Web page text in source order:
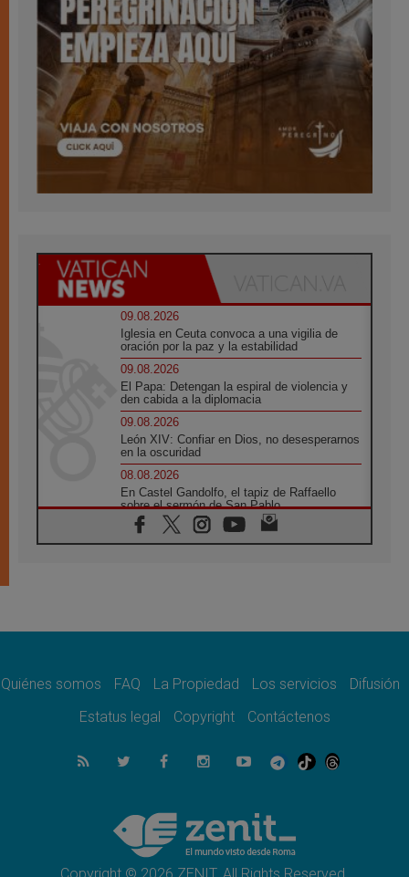
09.08.2026
Iglesia en Ceuta convoca a una vigilia de
oración por la paz y la estabilidad
09.08.2026
El Papa: Detengan la espiral de violencia y
den cabida a la diplomacia
09.08.2026
León XIV: Confiar en Dios, no desesperarnos
en la oscuridad
08.08.2026
En Castel Gandolfo, el tapiz de Raffaello
sobre el sermón de San Pablo
08.08.2026
En Colombia, «la paz no se compra con una
08.08.2026
08.08.2026
del Buen Consejo de Genazzano
Filipinas: el Vicariato Apostólico de Calapán
se convierte en diócesis
Honduras: Los desplazados invisibles de una
crisis olvidada
Quiénes somos FAQ La Propiedad Los servicios
Difusión
Estatus legal
Copyright Contáctenos
Copyright © 2026 ZENIT. All Rights Reserved.